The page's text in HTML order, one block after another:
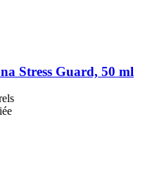
Stress Guard, 50 ml